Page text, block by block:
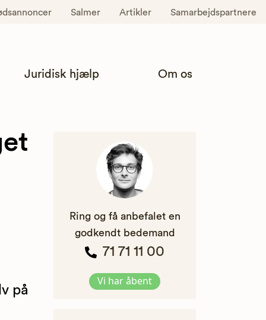
Salmer Artikler Samarbejdspartnere
Juridisk hjælp Om os
på
Ring og få anbefalet en
godkendt bedemand
71 71 11 00
Vi har åbent